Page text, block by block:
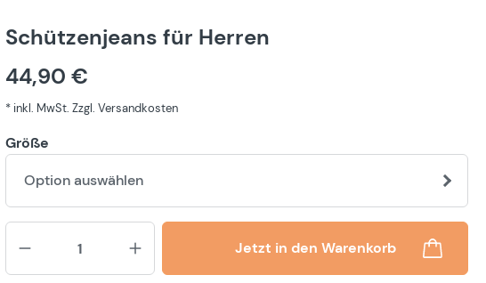
Schützenjeans für Herren
44,90 €
* inkl. MwSt. Zzgl. Versandkosten
Größe
Option auswählen
Produkt Anzahl: Gib den
Jetzt in den Warenkorb